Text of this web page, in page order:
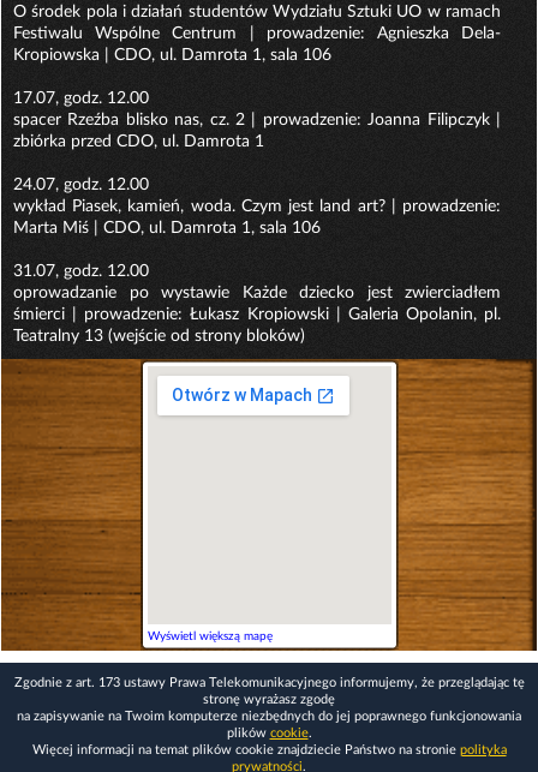
O środek pola i działań studentów Wydziału Sztuki UO w ramach
Festiwalu Wspólne Centrum | prowadzenie: Agnieszka Dela-
Kropiowska | CDO, ul. Damrota 1, sala 106
17.07, godz. 12.00
spacer Rzeźba blisko nas, cz. 2 | prowadzenie: Joanna Filipczyk |
zbiórka przed CDO, ul. Damrota 1
24.07, godz. 12.00
wykład Piasek, kamień, woda. Czym jest land art? | prowadzenie:
Marta Miś | CDO, ul. Damrota 1, sala 106
31.07, godz. 12.00
oprowadzanie po wystawie Każde dziecko jest zwierciadłem
śmierci | prowadzenie: Łukasz Kropiowski | Galeria Opolanin, pl.
Teatralny 13 (wejście od strony bloków)
Wyświetl większą mapę
Zgodnie z art. 173 ustawy Prawa Telekomunikacyjnego informujemy, że przeglądając tę
stronę wyrażasz zgodę
na zapisywanie na Twoim komputerze niezbędnych do jej poprawnego funkcjonowania
plików cookie.
Więcej informacji na temat plików cookie znajdziecie Państwo na stronie polityka
prywatności.